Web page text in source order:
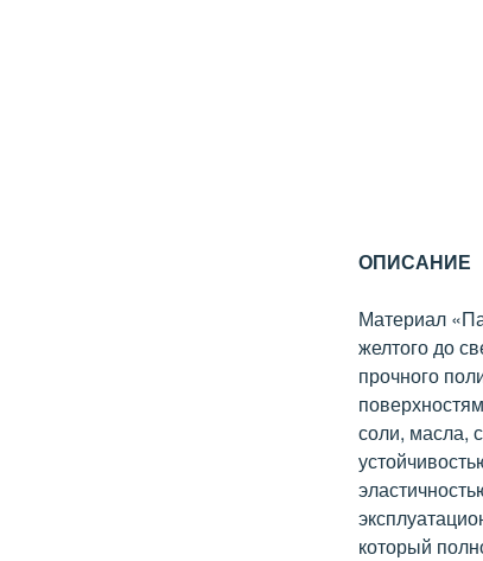
ОПИСАНИЕ
Материал
желтого до
прочного
соли, масла,
который